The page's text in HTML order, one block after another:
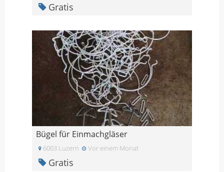
Gratis
Bügel für Einmachgläser
6003 Luzern Vor einem Monat
Gratis